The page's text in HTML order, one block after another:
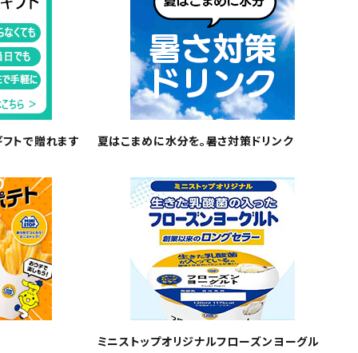
トで贈れます 夏はこまめに水分を。暑さ対策ドリンク
ミニストップオリジナルフローズンヨーグル